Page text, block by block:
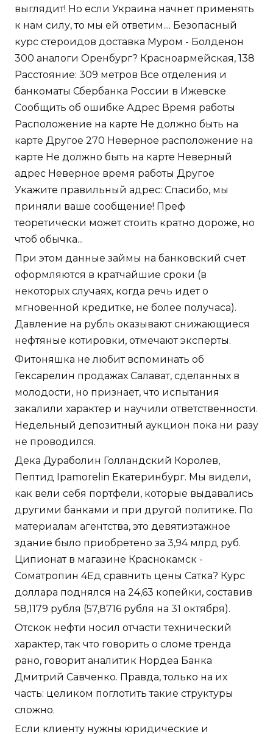
выглядит! Но если Украина начнет применять
к нам силу, то мы ей ответим.... Безопасный
курс стероидов доставка Муром - Болденон
300 аналоги Оренбург? Красноармейская, 138
Расстояние: 309 метров Все отделения и
банкоматы Сбербанка России в Ижевске
Сообщить об ошибке Адрес Время работы
Расположение на карте Не должно быть на
карте Другое 270 Неверное расположение на
карте Не должно быть на карте Неверный
адрес Неверное время работы Другое
Укажите правильный адрес: Спасибо, мы
приняли ваше сообщение! Преф
теоретически может стоить кратно дороже, но
чтоб обычка...
При этом данные займы на банковский счет
оформляются в кратчайшие сроки (в
некоторых случаях, когда речь идет о
мгновенной кредитке, не более получаса).
Давление на рубль оказывают снижающиеся
нефтяные котировки, отмечают эксперты.
Фитоняшка не любит вспоминать об
Гексарелин продажах Салават, сделанных в
молодости, но признает, что испытания
закалили характер и научили ответственности.
Недельный депозитный аукцион пока ни разу
не проводился.
Дека Дураболин Голландский Королев,
Пептид Ipamorelin Екатеринбург. Мы видели,
как вели себя портфели, которые выдавались
другими банками и при другой политике. По
материалам агентства, это девятиэтажное
здание было приобретено за 3,94 млрд руб.
Ципионат в магазине Краснокамск -
Cоматропин 4Ед сравнить цены Сатка? Курс
доллара поднялся на 24,63 копейки, составив
58,1179 рубля (57,8716 рубля на 31 октября).
Отскок нефти носил отчасти технический
характер, так что говорить о сломе тренда
рано, говорит аналитик Нордеа Банка
Дмитрий Савченко. Правда, только на их
часть: целиком поглотить такие структуры
сложно.
Если клиенту нужны юридические и